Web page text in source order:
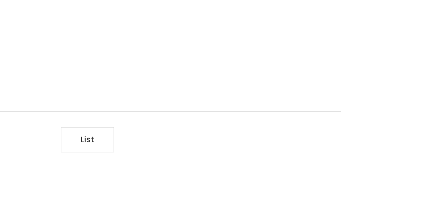
List